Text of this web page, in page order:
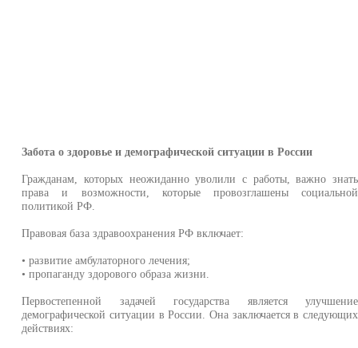
Забота о здоровье и демографической ситуации в России
Гражданам, которых неожиданно уволили с работы, важно знать
права и возможности, которые провозглашены социальной
политикой РФ.
Правовая база здравоохранения РФ включает:
• развитие амбулаторного лечения;
• пропаганду здорового образа жизни.
Первостепенной задачей государства является улучшение
демографической ситуации в России. Она заключается в следующих
действиях: